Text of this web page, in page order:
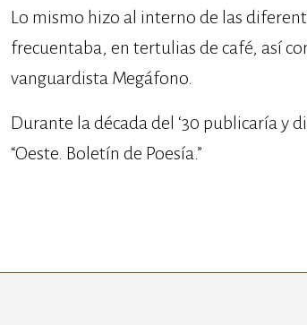
Lo mismo hizo al interno de las
frecuentaba, en tertulias de café, así
vanguardista Megáfono.
Durante la década del ‘30 publicaría y
“Oeste. Boletín de Poesía.”